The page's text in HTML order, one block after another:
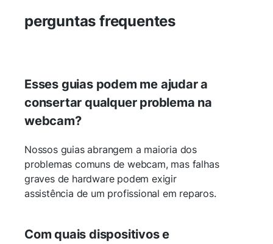
perguntas frequentes
Esses guias podem me ajudar a
consertar qualquer problema na
webcam?
Nossos guias abrangem a maioria dos
problemas comuns de webcam, mas falhas
graves de hardware podem exigir
assistência de um profissional em reparos.
Com quais dispositivos e